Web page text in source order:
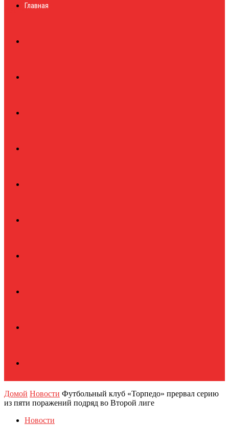
журналГлавная
Домой Новости Футбольный клуб «Торпедо» прервал серию
из пяти поражений подряд во Второй лиге
Новости